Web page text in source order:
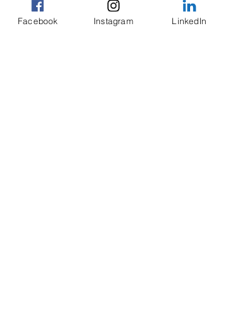
Facebook Instagram LinkedIn